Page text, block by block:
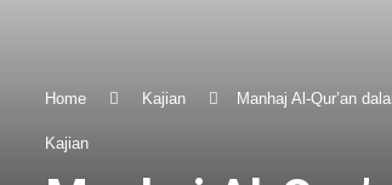
Home Kajian Manhaj Al-Qur’an
Kajian